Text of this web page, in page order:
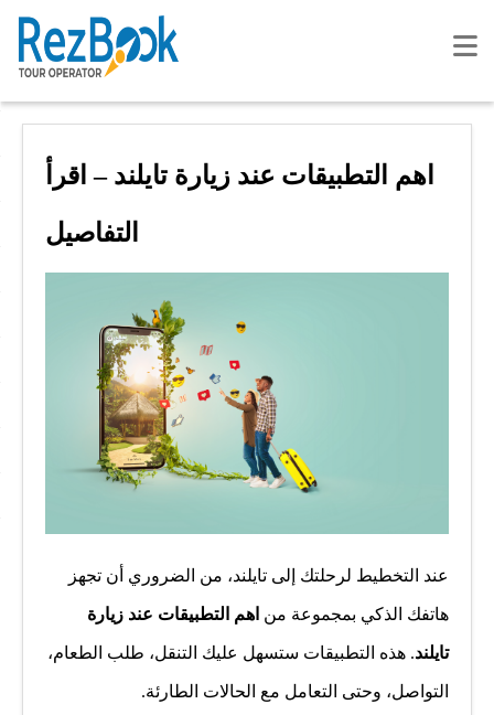
اهم التطبيقات عند زيارة تايلند – اقرأ
التفاصيل
عند التخطيط لرحلتك إلى تايلند، من الضروري أن تجهز
هاتفك الذكي بمجموعة من اهم التطبيقات عند زيارة
تايلند. هذه التطبيقات ستسهل عليك التنقل، طلب الطعام،
التواصل، وحتى التعامل مع الحالات الطارئة.